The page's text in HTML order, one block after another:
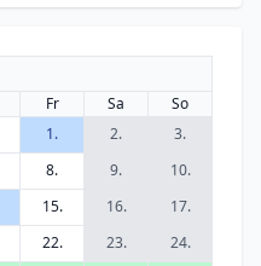
Fr Sa
So
1.
2.
3.
8. 9.
10.
15. 16.
17.
22. 23.
24.